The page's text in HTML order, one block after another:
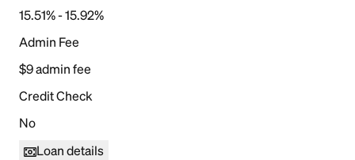
15.51% - 15.92%
Admin Fee
$9 admin fee
Credit Check
No
Loan details